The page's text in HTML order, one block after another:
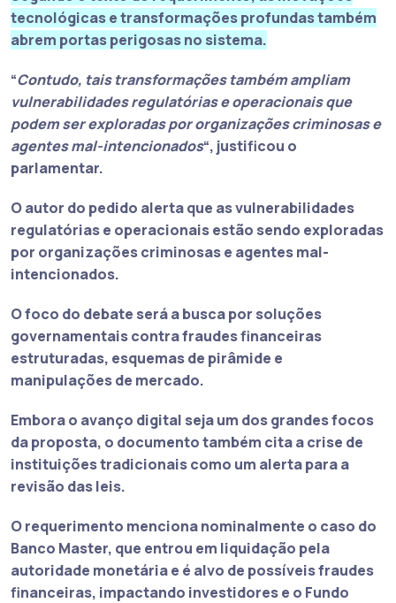
tecnológicas e transformações profundas também
abrem portas perigosas no sistema.
“Contudo, tais transformações também ampliam
vulnerabilidades regulatórias e operacionais que
podem ser exploradas por organizações criminosas e
agentes mal-intencionados“, justificou o
parlamentar.
O autor do pedido alerta que as vulnerabilidades
regulatórias e operacionais estão sendo exploradas
por organizações criminosas e agentes mal-
intencionados.
O foco do debate será a busca por soluções
governamentais contra fraudes financeiras
estruturadas, esquemas de pirâmide e
manipulações de mercado.
Embora o avanço digital seja um dos grandes focos
da proposta, o documento também cita a crise de
instituições tradicionais como um alerta para a
revisão das leis.
O requerimento menciona nominalmente o caso do
Banco Master, que entrou em liquidação pela
autoridade monetária e é alvo de possíveis fraudes
financeiras, impactando investidores e o Fundo